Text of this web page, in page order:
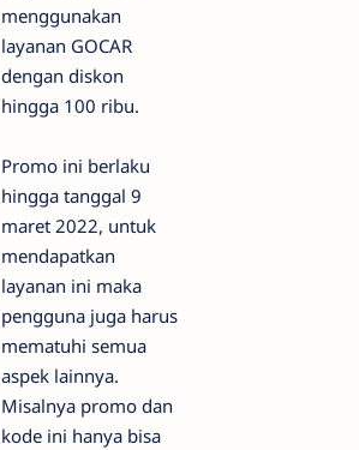
menggunakan
layanan GOCAR
dengan diskon
hingga 100 ribu.
Promo ini berlaku
hingga tanggal 9
maret 2022, untuk
mendapatkan
layanan ini maka
pengguna juga harus
mematuhi semua
aspek lainnya.
Misalnya promo dan
kode ini hanya bisa